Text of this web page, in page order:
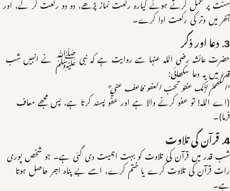
سنت پر عمل کرتے ہوئے گیارہ رکعت نماز پڑھے، دو دو رکعت کر کے، اور
آخر میں وتر کی رکعت ادا کرے۔
3. دعا اور ذکر
حضرت عائشہ رضی اللہ عنہا سے روایت ہے کہ نبی ﷺ نے انہیں شب
قدر میں یہ دعا سکھائی:
"اللّٰھُمَّ إنّك عفوٌ تحبّ العفو فاعف عني”
(اے اللہ! تو عفو کرنے والا ہے اور عفو پسند کرتا ہے، پس مجھے معاف
فرما)۔
4. قرآن کی تلاوت
شب قدر میں قرآن کی تلاوت کو بہت اہمیت دی گئی ہے۔ جو شخص پوری
رات قرآن کی تلاوت کرے یا ختم کرے، اسے بے پناہ اجر حاصل ہوتا
ہے۔